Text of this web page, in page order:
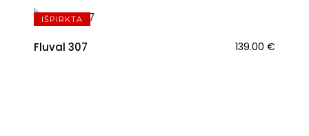
IŠPIRKTA
Fluval 307 139.00 €